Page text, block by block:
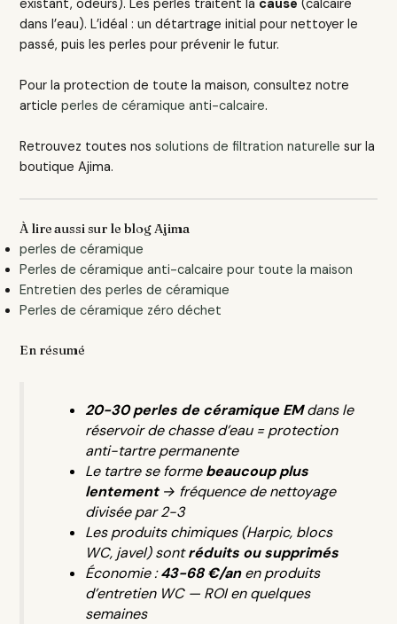
existant, odeurs). Les perles traitent la cause (calcaire
dans l’eau). L’idéal : un détartrage initial pour nettoyer le
passé, puis les perles pour prévenir le futur.
Pour la protection de toute la maison, consultez notre
articleperles de céramique anti-calcaire.
Retrouvez toutes nossolutions de filtration naturelle sur la
boutique Ajima.
À lire aussi sur le blog Ajima
perles de céramique
Perles de céramique anti-calcaire pour toute la maison
Entretien des perles de céramique
Perles de céramique zéro déchet
En résumé
20-30 perles de céramique EMdans le
réservoir de chasse d’eau = protection
anti-tartre permanente
Le tartre se formebeaucoup plus
lentement→ fréquence de nettoyage
divisée par 2-3
Les produits chimiques (Harpic, blocs
WC, javel) sontréduits ou supprimés
Économie :43-68 €/anen produits
d’entretien WC — ROI en quelques
semaines